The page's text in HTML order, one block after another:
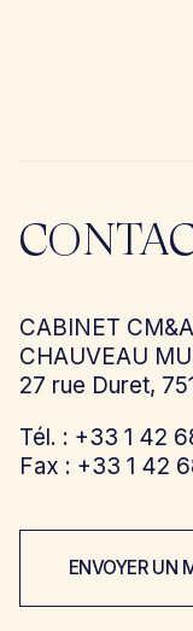
CABINET CM&A
CHAUVEAU
27 rue Duret,
Tél. : +33 1 42
Fax : +33 1 42
ENVOYER UN